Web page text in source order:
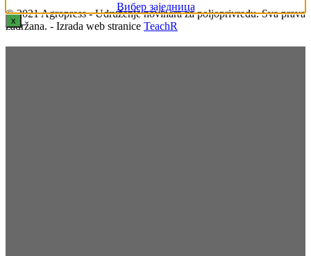
© 2021 Agropress - Udruženje novinara za poljoprivredu. Sva prava
zadržana. - Izrada web stranice TeachR
Вибер заједница
x